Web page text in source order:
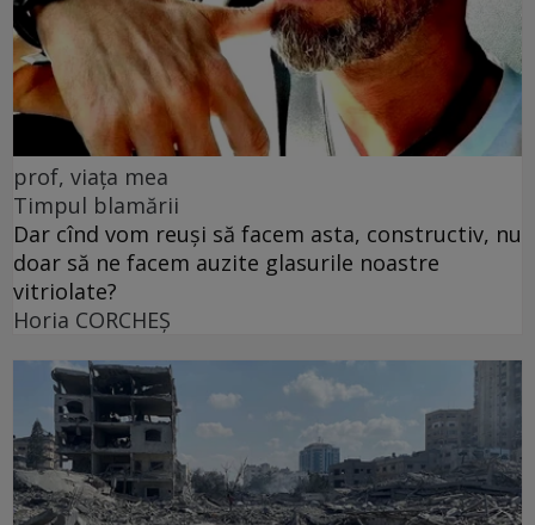
prof, viața mea
Timpul blamării
Dar cînd vom reuși să facem asta, constructiv, nu
doar să ne facem auzite glasurile noastre
vitriolate?
Horia CORCHEŞ